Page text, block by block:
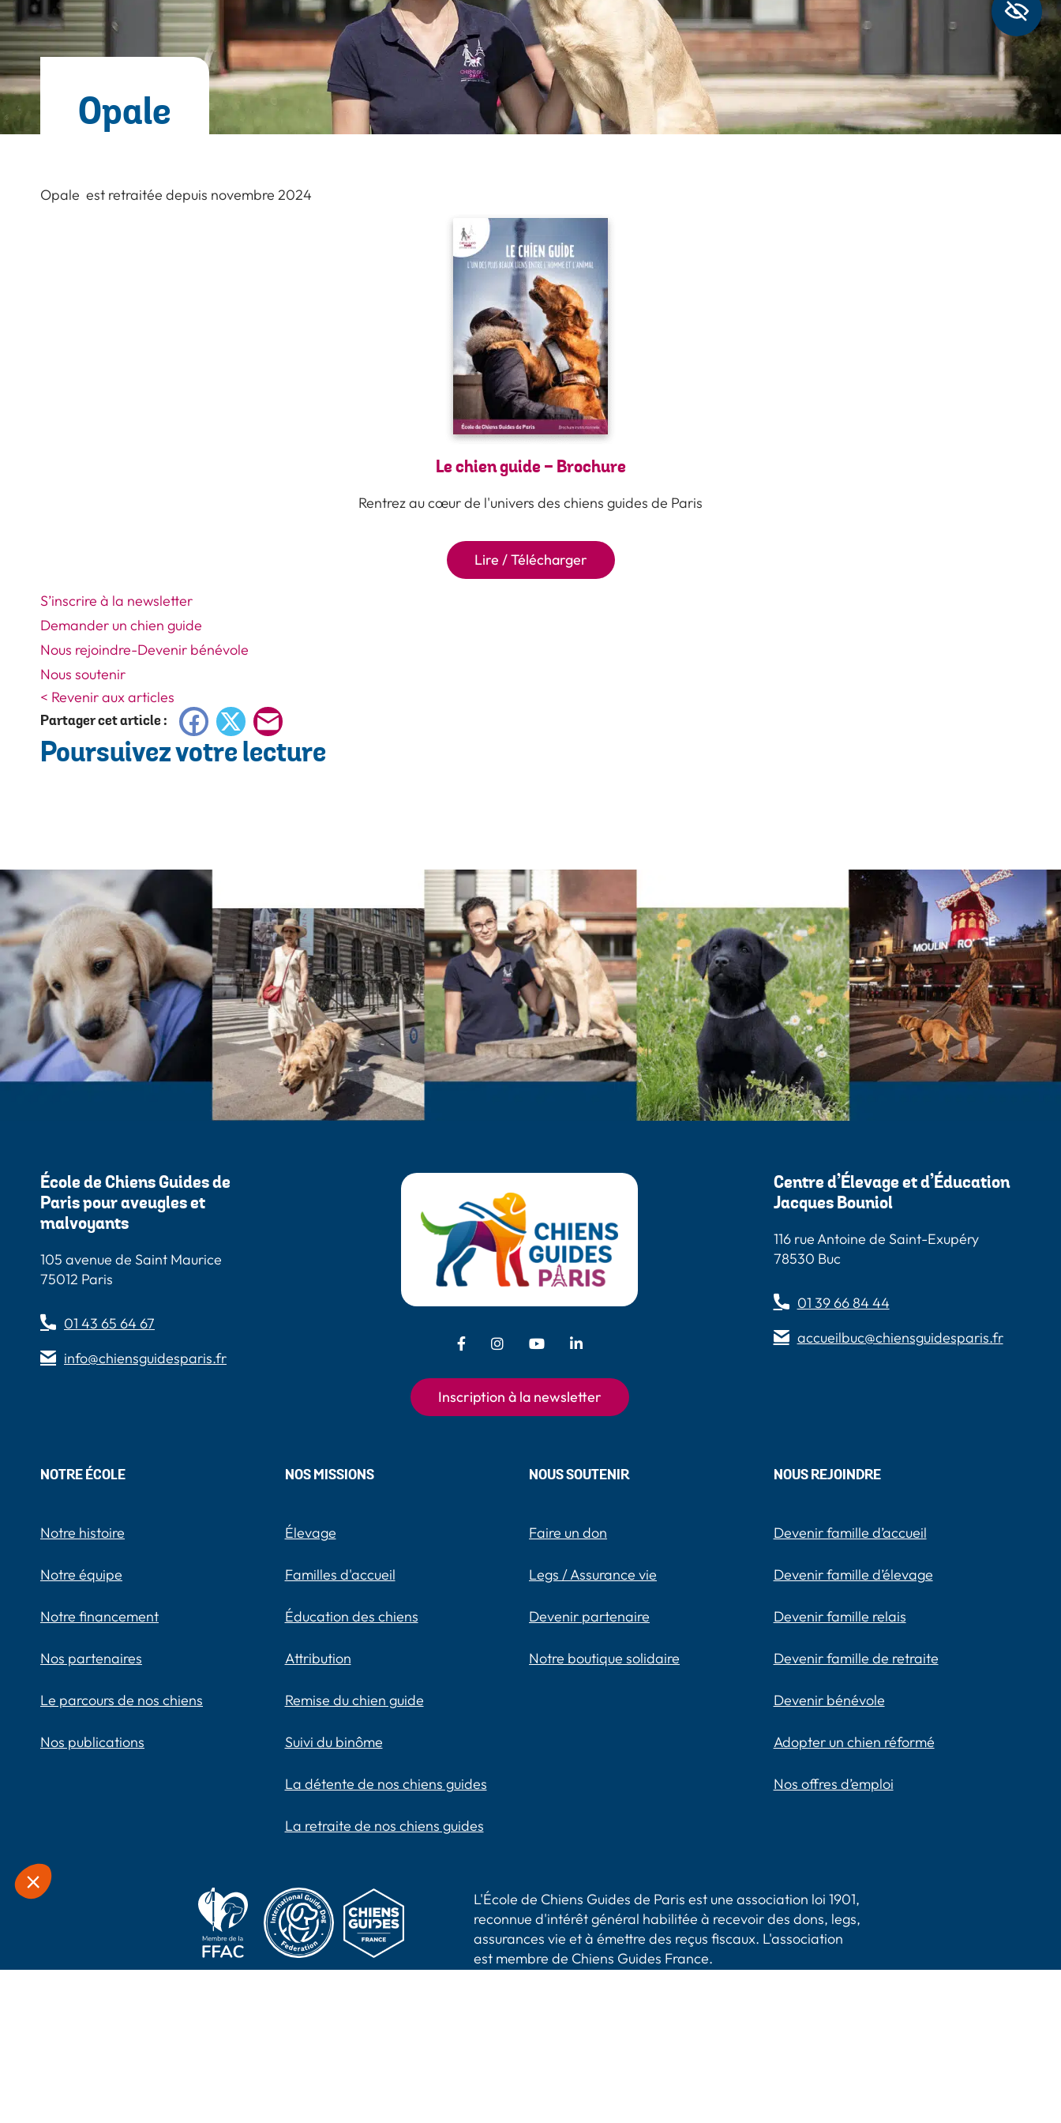
Opale
Opale est retraitée depuis novembre 2024
Le chien guide - Brochure
Rentrez au cœur de l'univers des chiens guides de Paris
Lire / Télécharger
S’inscrire à la newsletter
Demander un chien guide
Nous rejoindre-Devenir bénévole
Nous soutenir
< Revenir aux articles
Partager cet article : Facebook
X
mail
Poursuivez votre lecture
École de Chiens Guides de
Paris pour aveugles et
malvoyants
105 avenue de Saint Maurice
75012 Paris
01 43 65 64 67
info@chiensguidesparis.fr
Facebook - Chiens Guides Paris
Instagram - Chiens Guides Paris
Youtube - Chiens Guides Paris
LinkedIn - Chiens Guides Paris
Inscription à la newsletter
Centre d’Élevage et d’Éducation
Jacques Bouniol
116 rue Antoine de Saint-Exupéry
78530 Buc
01 39 66 84 44
accueilbuc@chiensguidesparis.fr
NOTRE ÉCOLE
Notre histoire
Notre équipe
Notre financement
Nos partenaires
Le parcours de nos chiens
Nos publications
NOS MISSIONS
Élevage
Familles d'accueil
Éducation des chiens
Attribution
Remise du chien guide
Suivi du binôme
La détente de nos chiens guides
La retraite de nos chiens guides
NOUS SOUTENIR
Faire un don
Legs / Assurance vie
Devenir partenaire
Notre boutique solidaire
NOUS REJOINDRE
Devenir famille d’accueil
Devenir famille d’élevage
Devenir famille relais
Devenir famille de retraite
Devenir bénévole
Adopter un chien réformé
Nos offres d’emploi
L'École de Chiens Guides de Paris est une association loi 1901,
reconnue d'intérêt général habilitée à recevoir des dons, legs,
assurances vie et à émettre des reçus fiscaux. L'association
est membre de Chiens Guides France.